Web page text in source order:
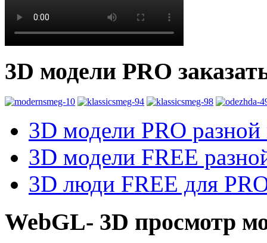
3D модели PRO
3D модели PRO разной
3D модели FREE
3D люди FREE для
WebGL- 3D просмотр